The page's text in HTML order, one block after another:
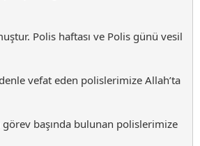
Polis haftası ve Polis günü vesil
vefat eden polislerimize Allah’ta
başında bulunan polislerimize